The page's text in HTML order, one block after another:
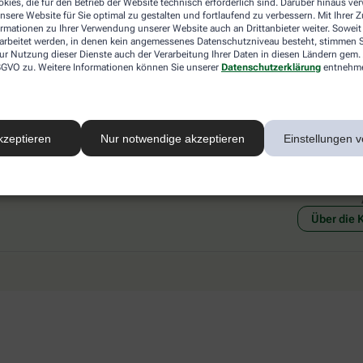
die für den Betrieb der Website technisch erforderlich sind. Darüber hinaus
Website für Sie optimal zu gestalten und fortlaufend zu verbessern. Mit Ihrer
zu Ihrer Verwendung unserer Website auch an Drittanbieter weiter. Soweit
werden, in denen kein angemessenes Datenschutzniveau besteht, stimmen
Nutzung dieser Dienste auch der Verarbeitung Ihrer Daten in diesen Ländern
zu. Weitere Informationen können Sie unserer Datenschutzerklärung
Nur notwendige akzeptieren Einstellungen
einer anderen akzeptierten
Ihrer Apotheke vor Ort.
Abholung in der Apotheke
Botendienstlieferung
Über die